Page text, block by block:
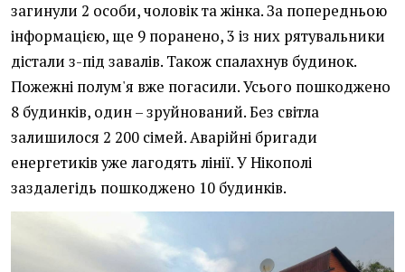
загинули 2 особи, чоловік та жінка. За попередньою
інформацією, ще 9 поранено, 3 із них рятувальники
дістали з-під завалів. Також спалахнув будинок.
Пожежні полум'я вже погасили. Усього пошкоджено
8 будинків, один – зруйнований. Без світла
залишилося 2 200 сімей. Аварійні бригади
енергетиків уже лагодять лінії. У Нікополі
заздалегідь пошкоджено 10 будинків.